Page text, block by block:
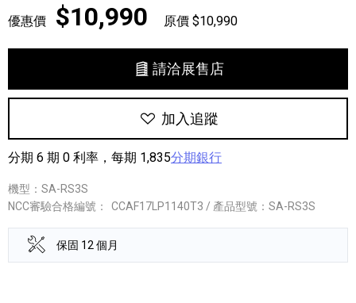
優惠價 $10,990 原價 $10,990
請洽展售店
加入追蹤
分期 6 期 0 利率，每期 1,835分期銀行
機型：SA-RS3S
NCC審驗合格編號：
CCAF17LP1140T3 / 產品型號：SA-RS3S
保固 12 個月